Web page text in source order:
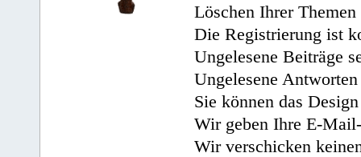
Löschen Ihrer
Die Registrierung ist
Ungelesene Beiträge
Ungelesene
Sie können das
Wir geben Ihre E-
Wir verschicken